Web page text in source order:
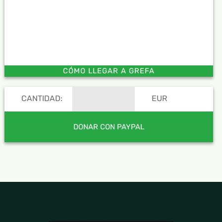
CÓMO LLEGAR A GREFA
CANTIDAD: EUR